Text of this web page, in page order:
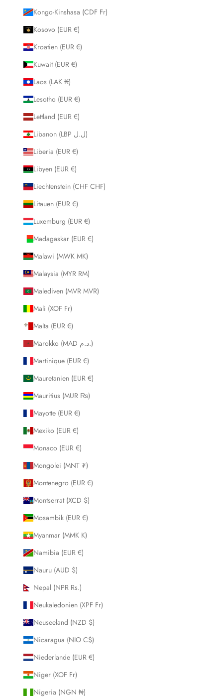
Kongo-Kinshasa (CDF Fr)
Kosovo (EUR €)
Kroatien (EUR €)
Kuwait (EUR €)
Laos (LAK ₭)
Lesotho (EUR €)
Lettland (EUR €)
Libanon (LBP ل.ل)
Liberia (EUR €)
Libyen (EUR €)
Liechtenstein (CHF CHF)
Litauen (EUR €)
Luxemburg (EUR €)
Madagaskar (EUR €)
Malawi (MWK MK)
Malaysia (MYR RM)
Malediven (MVR MVR)
Mali (XOF Fr)
Malta (EUR €)
Marokko (MAD د.م.)
Martinique (EUR €)
Mauretanien (EUR €)
Mauritius (MUR ₨)
Mayotte (EUR €)
Mexiko (EUR €)
Monaco (EUR €)
Mongolei (MNT ₮)
Montenegro (EUR €)
Montserrat (XCD $)
Mosambik (EUR €)
Myanmar (MMK K)
Namibia (EUR €)
Nauru (AUD $)
Nepal (NPR Rs.)
Neukaledonien (XPF Fr)
Neuseeland (NZD $)
Nicaragua (NIO C$)
Niederlande (EUR €)
Niger (XOF Fr)
Nigeria (NGN ₦)